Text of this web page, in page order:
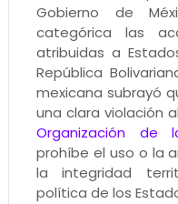
Gobierno de
categórica las
atribuidas a
República
mexicana subrayó
una clara violación
Organización de
prohíbe el uso o la
la integridad
política de los